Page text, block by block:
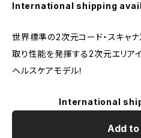
International shipping
世界標準の2次元コード・スキャ
取り性能を発揮する2次元エリア
ヘルスケアモデル！
International
Add